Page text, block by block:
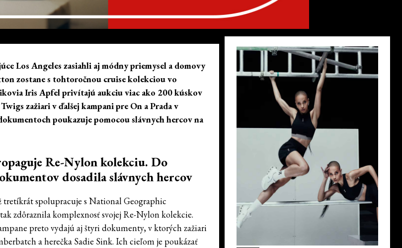
Los Angeles zasiahli aj módny priemysel a domovy
zostane s tohtoročnou cruise kolekciou vo
Iris Apfel privítajú aukciu viac ako 200 kúskov
zažiari v ďalšej kampani pre On a Prada v
poukazuje pomocou slávnych hercov na
Re-Nylon kolekciu. Do
dosadila slávnych hercov
tretíkrát spolupracuje s National Geographic
zdôraznila komplexnosť svojej Re-Nylon kolekcie.
preto vydajú aj štyri dokumenty, v ktorých zažiari
a herečka Sadie Sink. Ich cieľom je poukázať